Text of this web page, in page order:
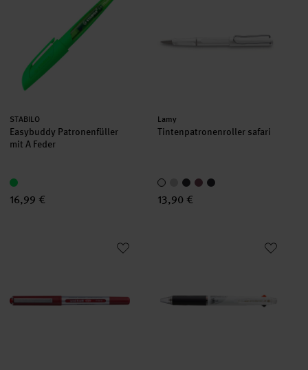
Hersteller:
STABILO
Easybuddy Patronenfüller
mit A Feder
16,99 €
Hersteller:
Lamy
Tintenpatronenroller safari
13,90 €
Tintenroller uni-ball Eye UB-150E Tintenroller uni-ball Jetstream